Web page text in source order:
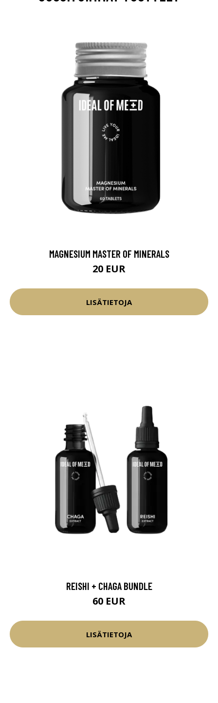
MAGNESIUM MASTER OF MINERALS
20 EUR
LISÄTIETOJA
REISHI + CHAGA BUNDLE
60 EUR
LISÄTIETOJA